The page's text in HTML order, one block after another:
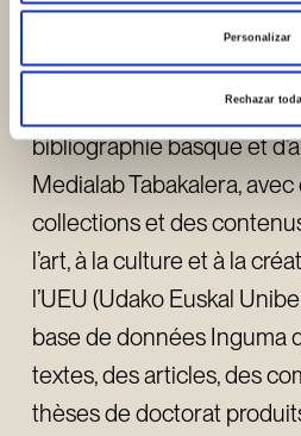
Personalizar
Rechazar
fourniront des données et
numériques à ECHOLOT,
Sancho el Sabio Vital,
bibliographie basque et
Medialab Tabakalera,
collections et des
l’art, à la culture et à la
l’UEU (Udako Euskal
base de données Inguma
textes, des articles, des
thèses de doctorat